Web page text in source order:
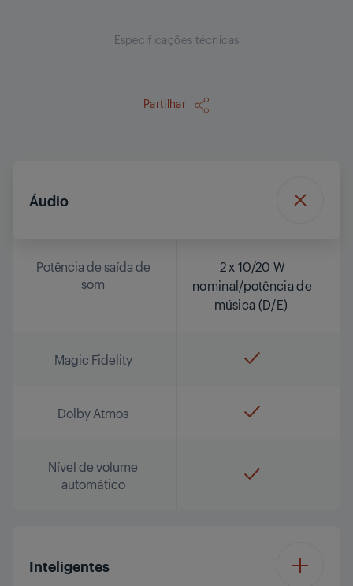
Especificações técnicas
Partilhar
Áudio
Potência de saída de
som
2 x 10/20 W
nominal/potência de
música (D/E)
Magic Fidelity
Dolby Atmos
Nível de volume
automático
Inteligentes